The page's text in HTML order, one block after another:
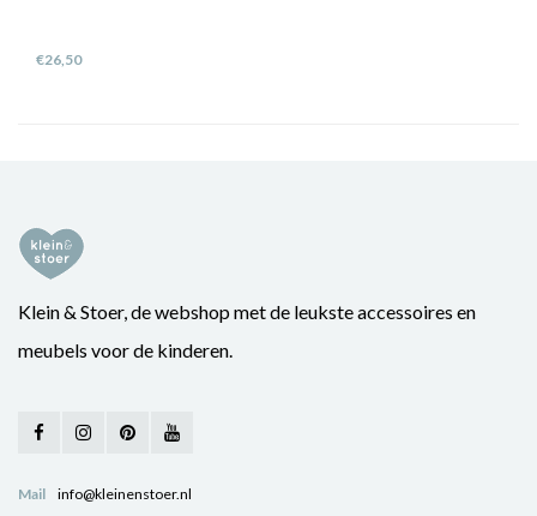
€26,50
Klein & Stoer, de webshop met de leukste accessoires en
meubels voor de kinderen.
Mail info@kleinenstoer.nl